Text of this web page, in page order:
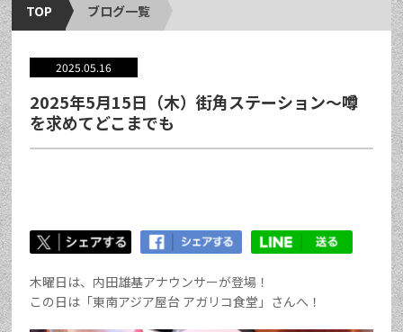
TOP ブログ一覧
2025.05.16
2025年5月15日（木）街角ステーション～噂
を求めてどこまでも
木曜日は、内田雄基アナウンサーが登場！
この日は「東南アジア屋台 アガリコ食堂」さんへ！